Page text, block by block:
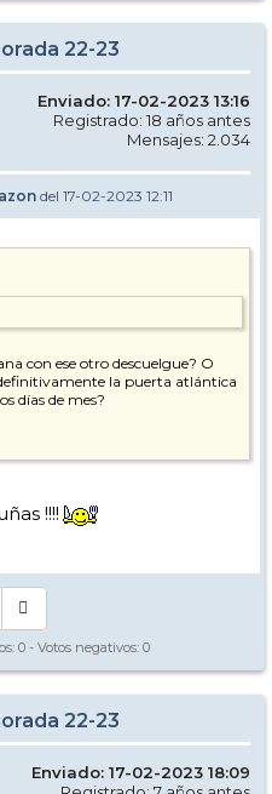
22-23
Enviado: 17-02-2023 13:16
Registrado: 18 años antes
Mensajes: 2.034
del 17-02-2023 12:11
con ese otro descuelgue? O
la puerta atlántica
días de mes?
!!!!
0 - Votos negativos: 0
22-23
Enviado: 17-02-2023 18:09